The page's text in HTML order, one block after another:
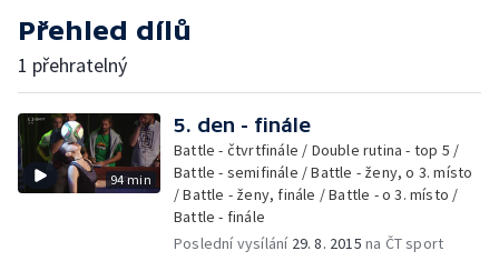
Přehled dílů
1 přehratelný
94 min
5. den - finále
Battle - čtvrtfinále / Double rutina - top 5 /
Battle - semifinále / Battle - ženy, o 3. místo
/ Battle - ženy, finále / Battle - o 3. místo /
Battle - finále
Poslední vysílání 29. 8. 2015 na ČT sport